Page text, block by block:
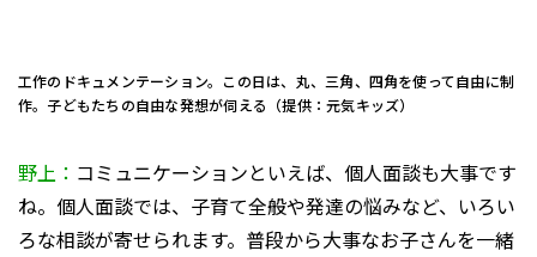
工作のドキュメンテーション。この日は、丸、三角、四角を使って自由に制
作。子どもたちの自由な発想が伺える（提供：元気キッズ）
野上： コミュニケーションといえば、個人面談も大事です
ね。個人面談では、子育て全般や発達の悩みなど、いろい
ろな相談が寄せられます。普段から大事なお子さんを一緒